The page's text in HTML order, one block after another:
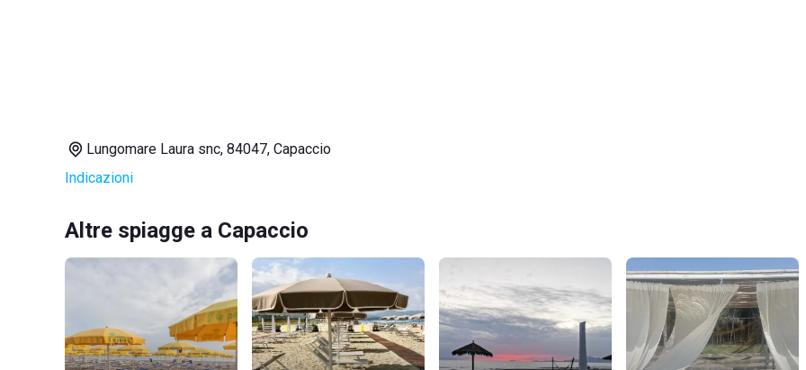
Lungomare Laura snc, 84047, Capaccio
Indicazioni
Altre spiagge a Capaccio